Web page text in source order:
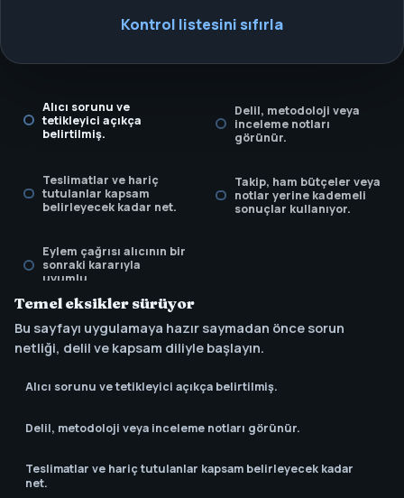
Kontrol listesini sıfırla
Alıcı sorunu ve
tetikleyici açıkça
belirtilmiş.
Delil, metodoloji veya
inceleme notları
görünür.
Teslimatlar ve hariç
tutulanlar kapsam
belirleyecek kadar net.
Takip, ham bütçeler veya
notlar yerine kademeli
sonuçlar kullanıyor.
Eylem çağrısı alıcının bir
sonraki kararıyla
uyumlu.
Temel eksikler sürüyor
Bu sayfayı uygulamaya hazır saymadan önce sorun
netliği, delil ve kapsam diliyle başlayın.
Alıcı sorunu ve tetikleyici açıkça belirtilmiş.
Delil, metodoloji veya inceleme notları görünür.
Teslimatlar ve hariç tutulanlar kapsam belirleyecek kadar
net.